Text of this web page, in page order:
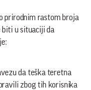
prirodnim rastom broja
biti u situaciji da
da teška teretna
zbog tih korisnika